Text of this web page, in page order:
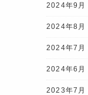
2024年9月
2024年8月
2024年7月
2024年6月
2023年7月